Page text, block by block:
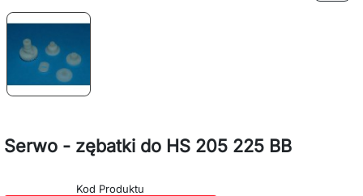
Serwo - zębatki do HS 205 225 BB
Kod Produktu